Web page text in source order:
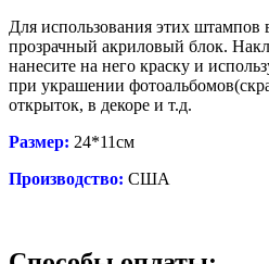
Для использования этих штампов
прозрачный акриловый блок.
нанесите на него краску и
при украшении
открыток, в декоре и т.д.
Размер: 24*11см
Производство: США